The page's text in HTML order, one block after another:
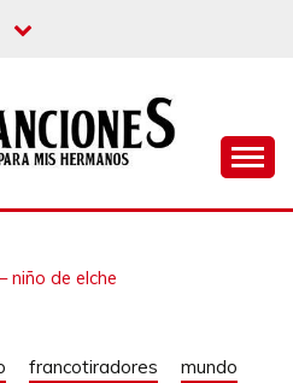
PARA
niño de elche
francotiradores
mundo